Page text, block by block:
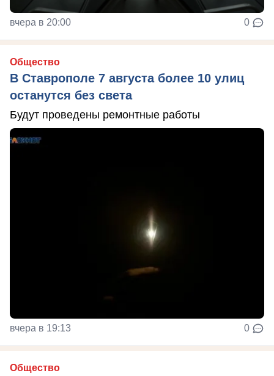
вчера в 20:00 0
Общество
В Ставрополе 7 августа более 10 улиц
останутся без света
Будут проведены ремонтные работы
вчера в 19:13 0
Общество